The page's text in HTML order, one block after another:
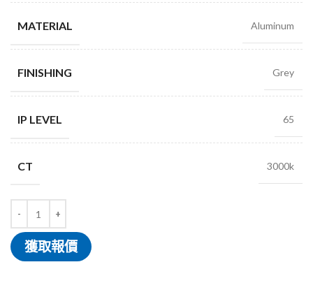
MATERIAL Aluminum
FINISHING Grey
IP LEVEL 65
CT 3000k
獲取報價